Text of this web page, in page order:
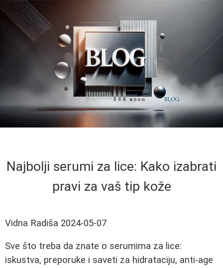
Najbolji serumi za lice: Kako izabrati
pravi za vaš tip kože
Vidna Radiša 2024-05-07
Sve što treba da znate o serumima za lice:
iskustva, preporuke i saveti za hidrataciju, anti-age